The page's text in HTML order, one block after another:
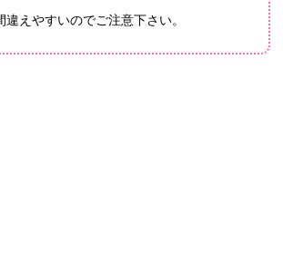
えやすいのでご注意下さい。